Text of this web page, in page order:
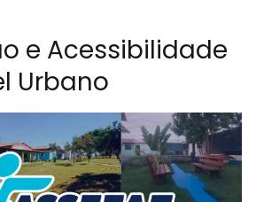
e Acessibilidade
Urbano